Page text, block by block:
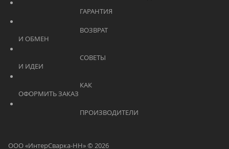
ООО «ИнтерСварка-НН» © 2026